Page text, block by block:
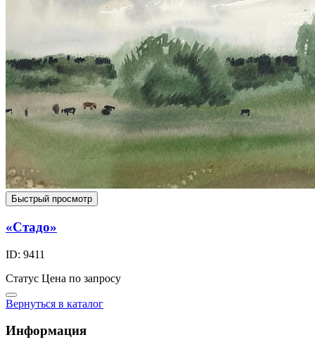
Быстрый просмотр
«Стадо»
ID: 9411
Статус Цена по запросу
Вернуться в каталог
Информация